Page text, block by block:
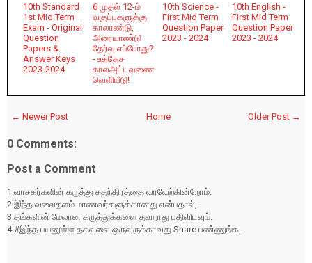
10th Standard
1st Mid Term
Exam - Original
Question
Papers &
Answer Keys
2023-2024
6 முதல் 12-ம்
வகுப்புகளுக்கு
காலாண்டு,
அரையாண்டு
தேர்வு எப்போது?
- உத்தேச
காலஅட்டவணை
வெளியீடு!
10th Science -
First Mid Term
Question Paper
2023 - 2024
10th English -
First Mid Term
Question Paper
2023 - 2024
← Newer Post Older Post →
Home
0 Comments:
Post a Comment
1.வாசகர்களின் கருத்து சுதந்திரத்தை வரவேற்கின்றோம்.
2.இந்த வலைதளம் மாணவர்களுக்கானது என்பதால்,
3.தங்களின் மேலான கருத்துக்களை தவறாது பதிவிடவும்.
4.#இந்த பயனுள்ள தகவலை ஒருவருக்காவது Share பண்ணுங்க.